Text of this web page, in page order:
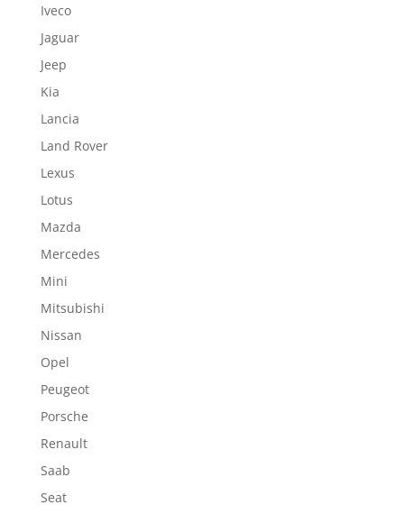
Iveco
Jaguar
Jeep
Kia
Lancia
Land Rover
Lexus
Lotus
Mazda
Mercedes
Mini
Mitsubishi
Nissan
Opel
Peugeot
Porsche
Renault
Saab
Seat